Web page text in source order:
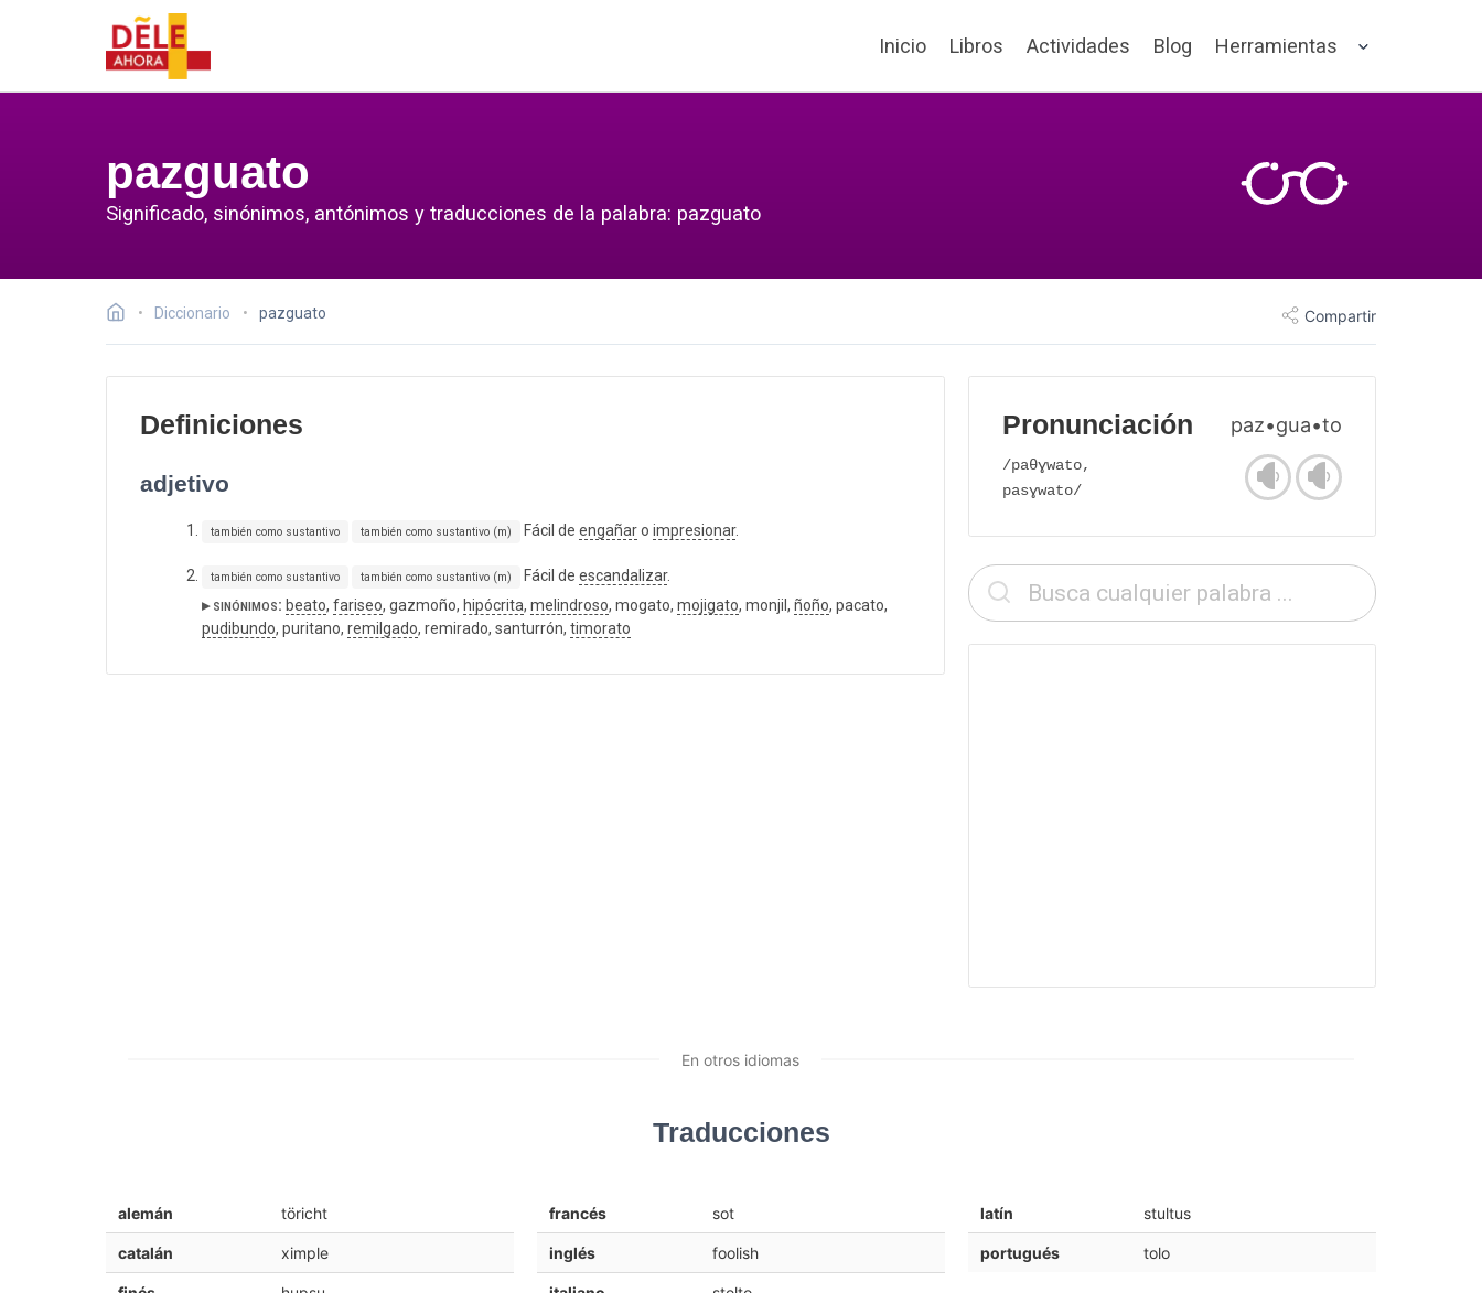
Inicio Libros Actividades Blog Herramientas
pazguato
Significado, sinónimos, antónimos y traducciones de la palabra: pazguato
Diccionario pazguato Compartir
Definiciones
adjetivo
también como sustantivo también como sustantivo (m) Fácil de engañaro impresionar.
también como sustantivo también como sustantivo (m) Fácil de escandalizar.
▸ sinónimos: beato, fariseo, gazmoño, hipócrita, melindroso, mogato, mojigato, monjil, ñoño, pacato,
pudibundo, puritano, remilgado, remirado, santurrón, timorato
Pronunciación paz•gua•to
/paθɣwato,
pasɣwato/
En otros idiomas
Traducciones
alemán töricht
catalán ximple
francés sot
inglés foolish
latín stultus
portugués tolo